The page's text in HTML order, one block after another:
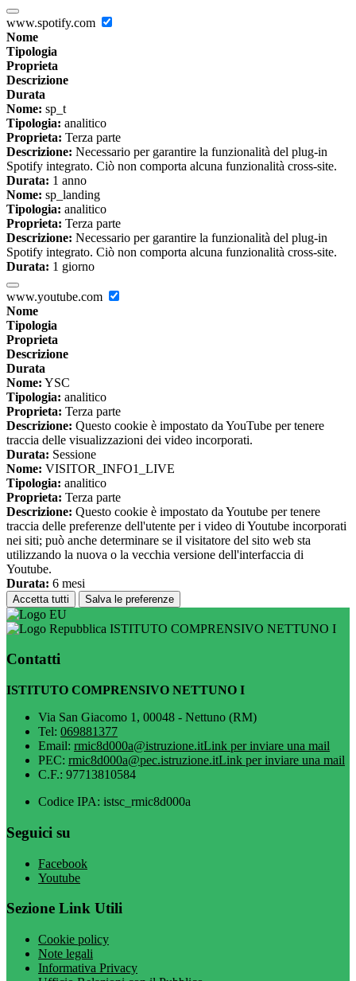
www.spotify.com
Nome
Tipologia
Proprieta
Descrizione
Durata
Nome: sp_t
Tipologia: analitico
Proprieta: Terza parte
Descrizione: Necessario per garantire la funzionalità del plug-in
Spotify integrato. Ciò non comporta alcuna funzionalità cross-site.
Durata: 1 anno
Nome: sp_landing
Tipologia: analitico
Proprieta: Terza parte
Descrizione: Necessario per garantire la funzionalità del plug-in
Spotify integrato. Ciò non comporta alcuna funzionalità cross-site.
Durata: 1 giorno
www.youtube.com
Nome
Tipologia
Proprieta
Descrizione
Durata
Nome: YSC
Tipologia: analitico
Proprieta: Terza parte
Descrizione: Questo cookie è impostato da YouTube per tenere
traccia delle visualizzazioni dei video incorporati.
Durata: Sessione
Nome: VISITOR_INFO1_LIVE
Tipologia: analitico
Proprieta: Terza parte
Descrizione: Questo cookie è impostato da Youtube per tenere
traccia delle preferenze dell'utente per i video di Youtube incorporati
nei siti; può anche determinare se il visitatore del sito web sta
utilizzando la nuova o la vecchia versione dell'interfaccia di
Youtube.
Durata: 6 mesi
Accetta tutti Salva le preferenze
ISTITUTO COMPRENSIVO NETTUNO I
Contatti
ISTITUTO COMPRENSIVO NETTUNO I
Via San Giacomo 1, 00048 - Nettuno (RM)
Tel: 069881377
Email: rmic8d000a@istruzione.itLink per inviare una mail
PEC: rmic8d000a@pec.istruzione.itLink per inviare una mail
C.F.: 97713810584
Codice IPA: istsc_rmic8d000a
Seguici su
Facebook
Youtube
Sezione Link Utili
Cookie policy
Note legali
Informativa Privacy